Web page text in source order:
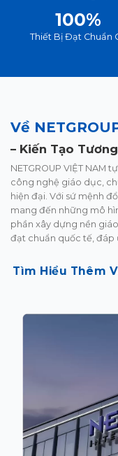
100%
Thiết Bị Đạt Chuẩn
Về
– Kiến Tạo
NETGROUP VIỆT
công nghệ giáo dục,
hiện đại. Với sứ mệnh
mang đến những mô
phần xây dựng nền
đạt chuẩn quốc tế, đáp
Tìm Hiểu Thêm